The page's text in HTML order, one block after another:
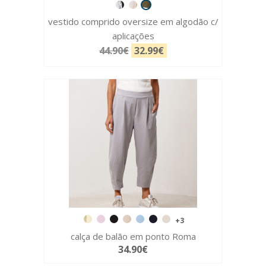
vestido comprido oversize em algodão c/
aplicações
44.90€ 32.99€
+3
calça de balão em ponto Roma
34.90€